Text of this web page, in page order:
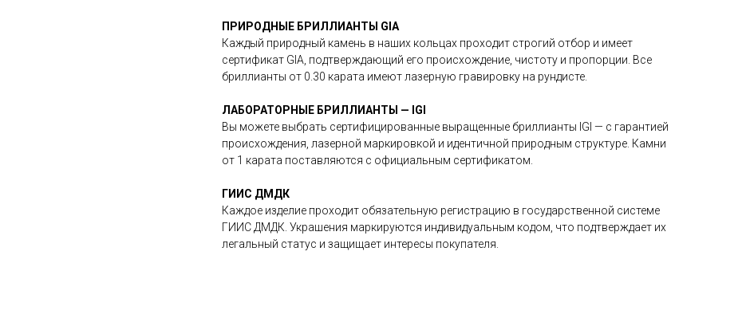
ПРИРОДНЫЕ БРИЛЛИАНТЫ GIA
Каждый природный камень в наших кольцах проходит строгий отбор и имеет
сертификат GIA, подтверждающий его происхождение, чистоту и пропорции. Все
бриллианты от 0.30 карата имеют лазерную гравировку на рундисте.
ЛАБОРАТОРНЫЕ БРИЛЛИАНТЫ — IGI
Вы можете выбрать сертифицированные выращенные бриллианты IGI — с гарантией
происхождения, лазерной маркировкой и идентичной природным структуре. Камни
от 1 карата поставляются с официальным сертификатом.
ГИИС ДМДК
Каждое изделие проходит обязательную регистрацию в государственной системе
ГИИС ДМДК. Украшения маркируются индивидуальным кодом, что подтверждает их
легальный статус и защищает интересы покупателя.